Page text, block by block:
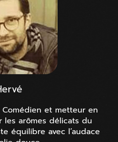
Comédien et metteur en
les arômes délicats du
équilibre avec l’audace